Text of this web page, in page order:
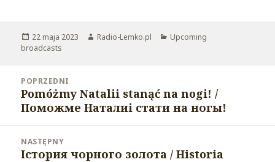
Opublikowano
22 maja 2023 Autor
Radio-Lemko.pl Kategorie
Upcoming
broadcasts
wpisu
POPRZEDNI
Poprzedni
wpis:
Pomóżmy Natalii stanąć na nogi! /
Поможме Наталиі стати на ногы!
NASTĘPNY
Następny
Істория чорного золота / Historia